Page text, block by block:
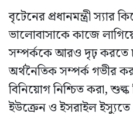
বৃটেনের প্রধানমন্ত্রী স্যার
ভালোবাসাকে কাজে
সম্পর্ককে আরও দৃঢ় করতে
অর্থনৈতিক সম্পর্ক গভীর
বিনিয়োগ নিশ্চিত করা,
ইউক্রেন ও ইসরাইল ইস্যুতে